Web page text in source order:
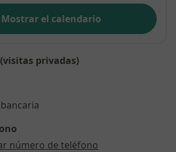
Mostrar el calendario
privadas)
número de teléfono